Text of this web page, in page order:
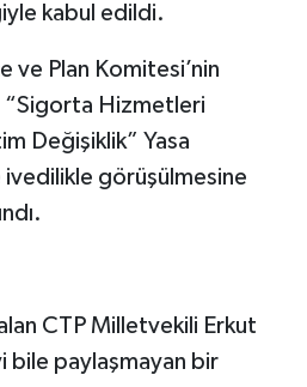
kabul edildi.
ve Plan Komitesi’nin
“Sigorta Hizmetleri
Değişiklik” Yasa
ivedilikle görüşülmesine
CTP Milletvekili Erkut
bile paylaşmayan bir